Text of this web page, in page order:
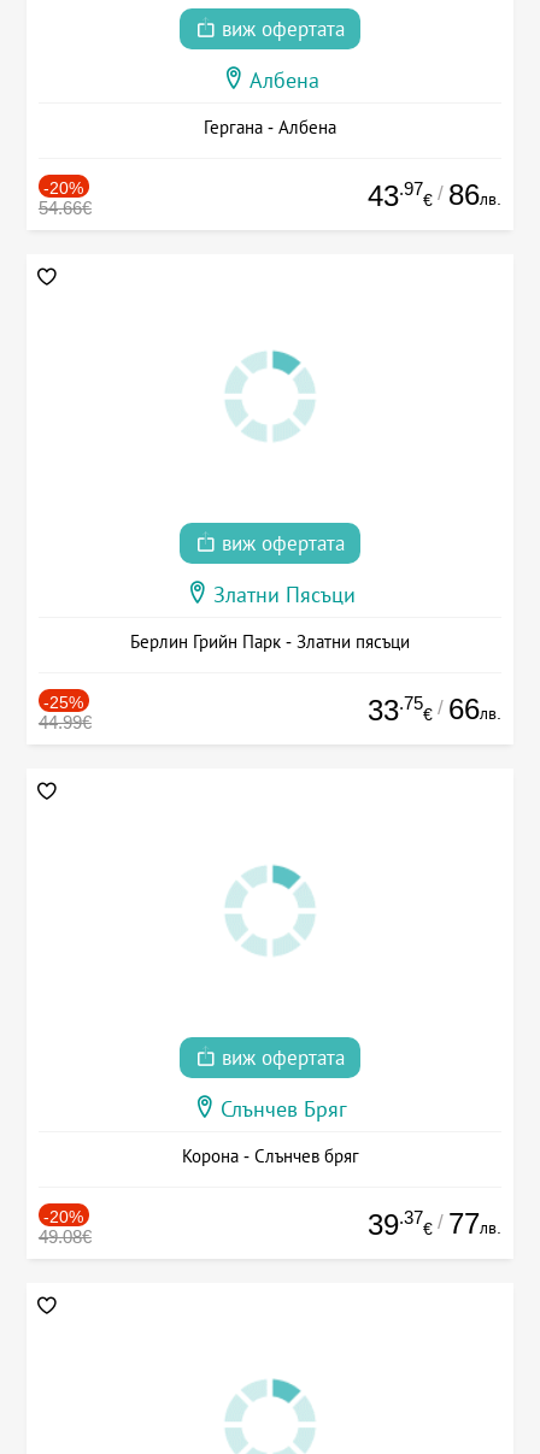
виж офертата
Албена
Гергана - Албена
-20%
54.66€ 43.97
€ / 86лв.
виж офертата
Златни Пясъци
Берлин Грийн Парк - Златни пясъци
-25%
44.99€ 33.75
€ / 66лв.
виж офертата
Слънчев Бряг
Корона - Слънчев бряг
-20%
49.08€ 39.37
€ / 77лв.